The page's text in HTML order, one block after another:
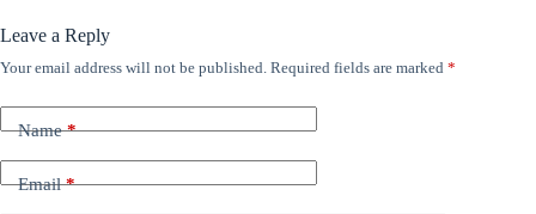
Leave a Reply
Your email address will not be published. Required fields are marked *
Name*
Email*